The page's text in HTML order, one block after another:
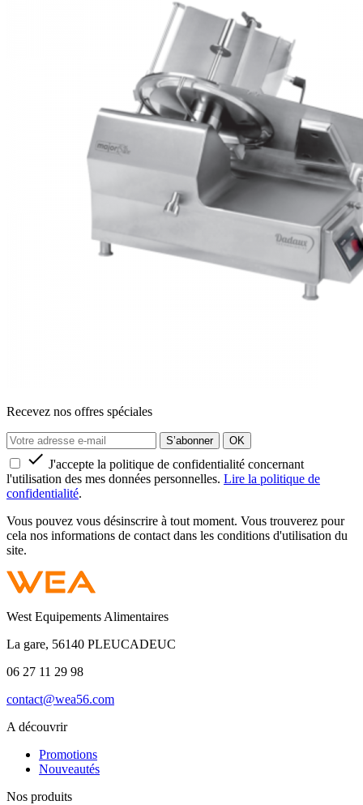
Recevez nos offres spéciales
 J'accepte la politique de confidentialité concernant
l'utilisation des mes données personnelles. Lire la politique de
confidentialité.
Vous pouvez vous désinscrire à tout moment. Vous trouverez pour
cela nos informations de contact dans les conditions d'utilisation du
site.
West Equipements Alimentaires
La gare, 56140 PLEUCADEUC
06 27 11 29 98
contact@wea56.com
A découvrir
Promotions
Nouveautés
Nos produits